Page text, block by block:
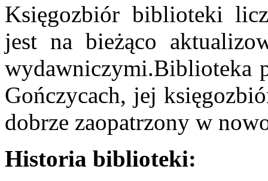
Księgozbiór biblioteki
jest na bieżąco
wydawniczymi.Biblioteka
Gończycach, jej
dobrze zaopatrzony w
Historia biblioteki: